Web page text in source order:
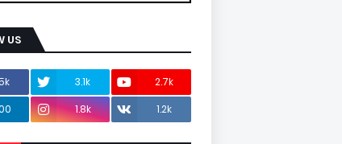
US
3.1k
2.7k
1.8k 1.2k